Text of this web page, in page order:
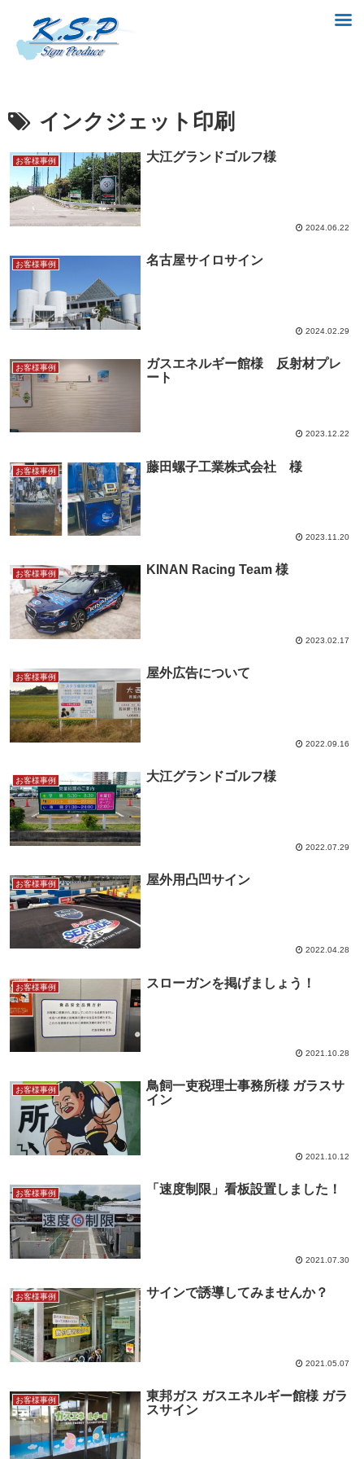
インクジェット印刷
お客様事例 大江グランドゴルフ様
2024.06.22
お客様事例 名古屋サイロサイン
2024.02.29
お客様事例
ガスエネルギー館様 反射材プレ
ート
2023.12.22
お客様事例 藤田螺子工業株式会社 様
2023.11.20
お客様事例 KINAN Racing Team 様
2023.02.17
お客様事例 屋外広告について
2022.09.16
お客様事例 大江グランドゴルフ様
2022.07.29
お客様事例 屋外用凸凹サイン
2022.04.28
お客様事例 スローガンを掲げましょう！
2021.10.28
お客様事例
鳥飼一吏税理士事務所様 ガラスサ
イン
2021.10.12
お客様事例 「速度制限」看板設置しました！
2021.07.30
お客様事例 サインで誘導してみませんか？
2021.05.07
お客様事例
東邦ガス ガスエネルギー館様 ガラ
スサイン